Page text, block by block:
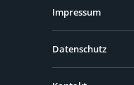
Impressum
Datenschutz